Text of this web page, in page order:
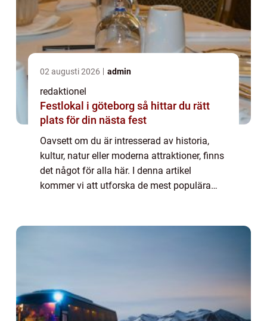
02 augusti 2026 admin
redaktionel
Festlokal i göteborg så hittar du rätt
plats för din nästa fest
Oavsett om du är intresserad av historia,
kultur, natur eller moderna attraktioner, finns
det något för alla här. I denna artikel
kommer vi att utforska de mest populära